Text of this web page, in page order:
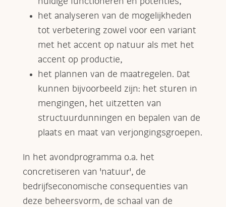
het analyseren van de mogelijkheden
tot verbetering zowel voor een variant
met het accent op natuur als met het
accent op productie,
het plannen van de maatregelen. Dat
kunnen bijvoorbeeld zijn: het sturen in
mengingen, het uitzetten van
structuurdunningen en bepalen van de
plaats en maat van verjongingsgroepen.
In het avondprogramma o.a. het
concretiseren van 'natuur', de
bedrijfseconomische consequenties van
deze beheersvorm, de schaal van de